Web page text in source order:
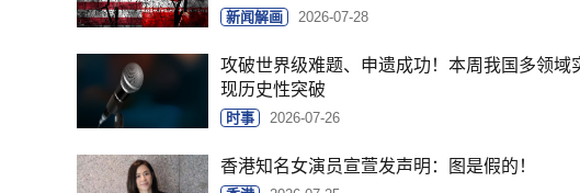
新闻解画 2026-07-28
攻破世界级难题、申遗成功！本周我国多领域
现历史性突破
时事 2026-07-26
香港知名女演员宣萱发声明：图是假的！